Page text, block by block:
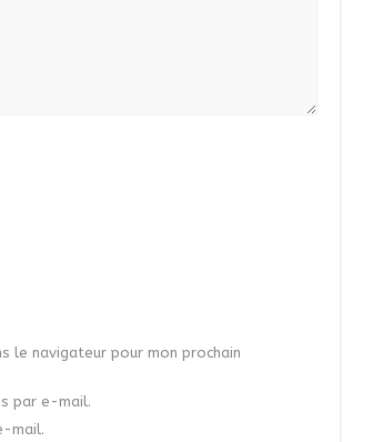
le navigateur pour mon prochain
par e-mail.
mail.